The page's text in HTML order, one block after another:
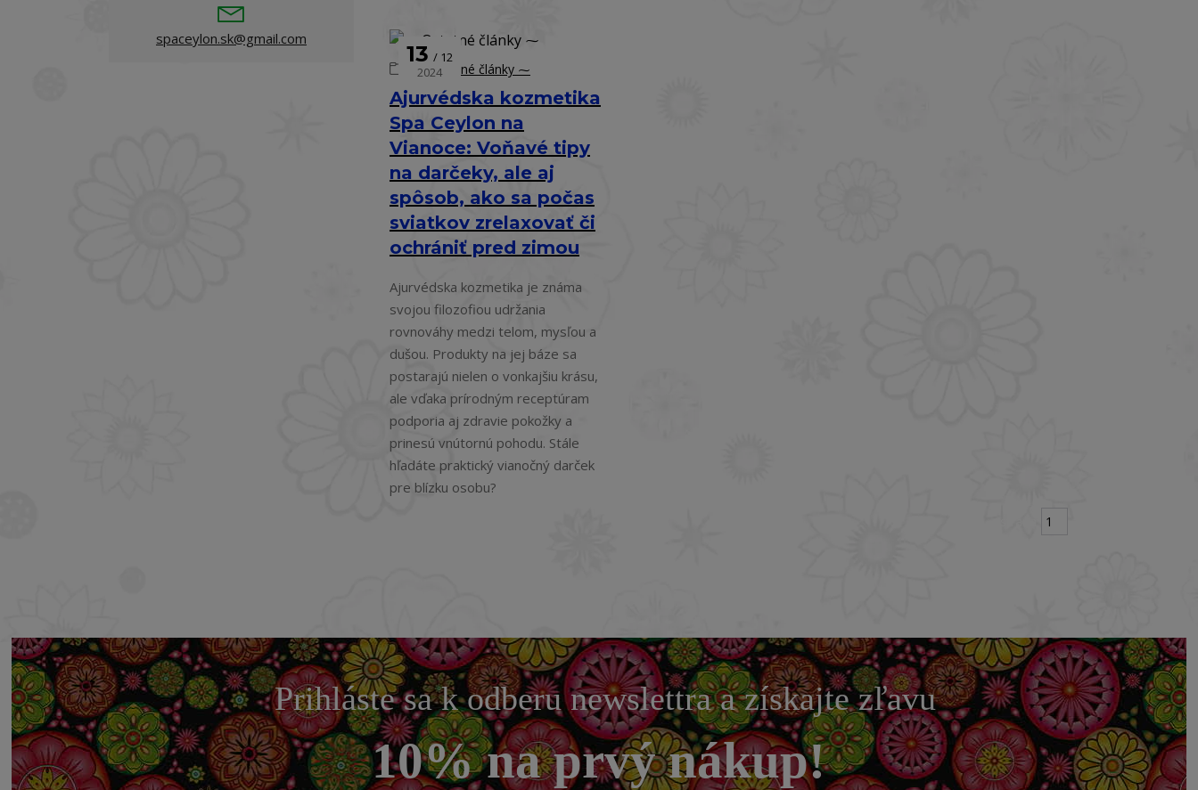
spaceylon.sk@gmail.com
Ajurvédska kozmetika
Spa Ceylon na
Vianoce: Voňavé tipy
na darčeky, ale aj
spôsob, ako sa počas
sviatkov zrelaxovať či
ochrániť pred zimou
13
12
2024
⁓ Ostatné články ⁓
Ajurvédska kozmetika je známa
svojou filozofiou udržania
rovnováhy medzi telom, mysľou a
dušou. Produkty na jej báze sa
postarajú nielen o vonkajšiu krásu,
ale vďaka prírodným receptúram
podporia aj zdravie pokožky a
prinesú vnútornú pohodu. Stále
hľadáte praktický vianočný darček
pre blízku osobu?
Prihláste sa k odberu newslettra a získajte zľavu
10% na prvý nákup!